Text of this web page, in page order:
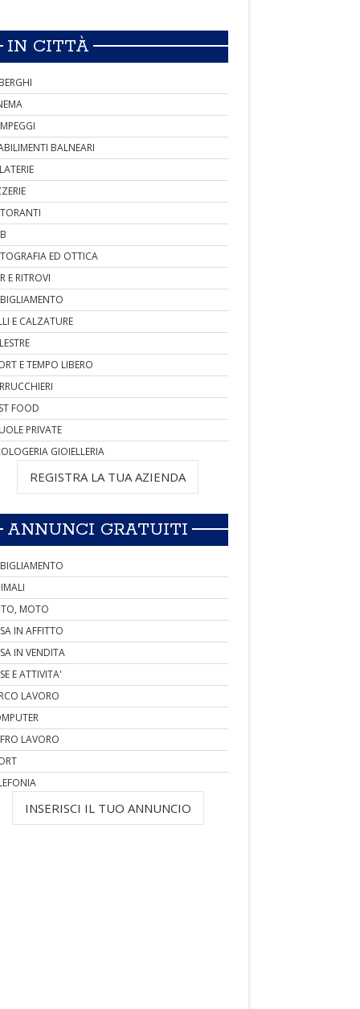
IN CITTÀ
BALNEARI
ED OTTICA
E RITROVI
E CALZATURE
E TEMPO LIBERO
FOOD
PRIVATE
GIOIELLERIA
REGISTRA LA TUA AZIENDA
ANNUNCI GRATUITI
MOTO
IN AFFITTO
IN VENDITA
E ATTIVITA'
LAVORO
LAVORO
INSERISCI IL TUO ANNUNCIO